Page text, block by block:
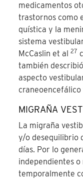
medicamentos
trastornos como
quística y la
sistema
McCaslin et al27
también
aspecto
MIGRAÑA
La migraña
y/o desequilibrio
días. Por lo
independientes
temporalmente